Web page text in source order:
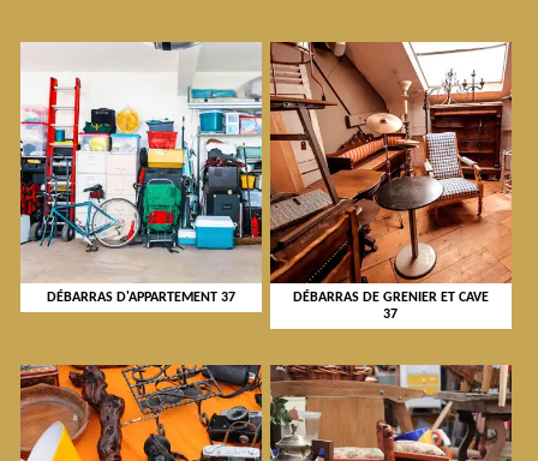
DÉBARRAS D'APPARTEMENT 37
DÉBARRAS DE GRENIER ET CAVE
37